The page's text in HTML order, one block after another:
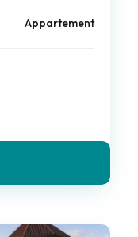
Appartement